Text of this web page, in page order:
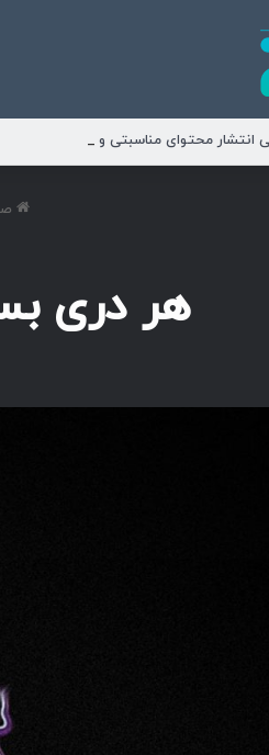
انتشار محتوای مناسبتی و موضوعی
هر دری